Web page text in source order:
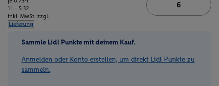
1 l = 5.32
inkl. MwSt. zzgl.
Lieferung
Sammle Lidl Punkte mit deinem Kauf.
Anmelden oder Konto erstellen, um direkt Lidl Punkte zu
sammeln.